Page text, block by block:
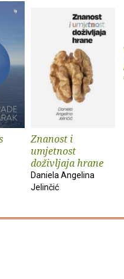
Znanost i
umjetnost
doživljaja hrane
Daniela Angelina
Jelinčić